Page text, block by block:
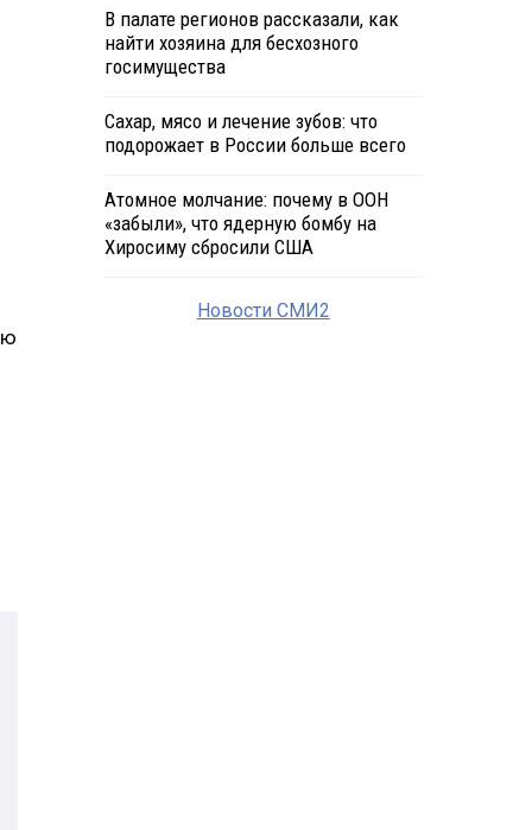
В палате регионов рассказали, как
найти хозяина для бесхозного
госимущества
Сахар, мясо и лечение зубов: что
подорожает в России больше всего
Атомное молчание: почему в ООН
«забыли», что ядерную бомбу на
Хиросиму сбросили США
Новости СМИ2